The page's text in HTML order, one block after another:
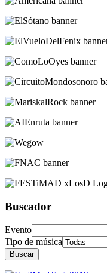
Buscador
Evento
Tipo de música
Buscar